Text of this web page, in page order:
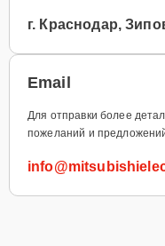
г. Краснодар,
Email
Для отправки более
пожеланий и